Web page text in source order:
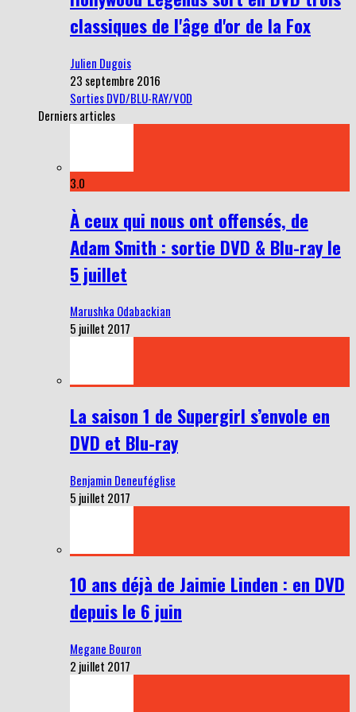
classiques de l'âge d'or de la Fox
Julien Dugois
23 septembre 2016
Sorties DVD/BLU-RAY/VOD
Derniers articles
3.0
À ceux qui nous ont offensés, de
Adam Smith : sortie DVD & Blu-ray le
5 juillet
Marushka Odabackian
5 juillet 2017
La saison 1 de Supergirl s’envole en
DVD et Blu-ray
Benjamin Deneuféglise
5 juillet 2017
10 ans déjà de Jaimie Linden : en DVD
depuis le 6 juin
Megane Bouron
2 juillet 2017